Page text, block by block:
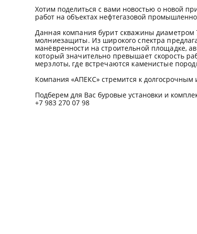
Хотим поделиться с вами новостью о новой
работ на объектах нефтегазовой
Данная компания бурит скважины диаметром
молниезащиты. Из широкого спектра
манёвренности на строительной площадке,
который значительно превышает скорость
мерзлоты, где встречаются каменистые
Компания «АПЕКС» стремится к
Подберем для Вас буровые установки и
+7 983 270 07 98